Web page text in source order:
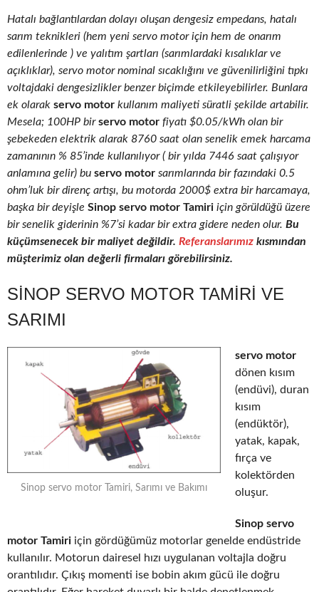
Hatalı bağlantılardan dolayı oluşan dengesiz empedans, hatalı
sarım teknikleri (hem yeni servo motor için hem de onarım
edilenlerinde ) ve yalıtım şartları (sarımlardaki kısalıklar ve
açıklıklar), servo motor nominal sıcaklığını ve güvenilirliğini tıpkı
voltajdaki dengesizlikler benzer biçimde etkileyebilirler. Bunlara
ek olarak servo motor kullanım maliyeti süratli şekilde artabilir.
Mesela; 100HP birservo motor fiyatı $0.05/kWh olan bir
şebekeden elektrik alarak 8760 saat olan senelik emek harcama
zamanının % 85’inde kullanılıyor ( bir yılda 7446 saat çalışıyor
anlamına gelir) bu servo motor sarımlarında bir fazındaki 0.5
ohm’luk bir direnç artışı, bu motorda 2000$ extra bir harcamaya,
başka bir deyişle Sinop servo motor Tamiri için görüldüğü üzere
bir senelik giderinin %7’si kadar bir extra gidere neden olur. Bu
küçümsenecek bir maliyet değildir. Referanslarımız kısmından
müşterimiz olan değerli firmaları görebilirsiniz.
SINOP SERVO MOTOR TAMIRI VE
SARIMI
Sinop servo motor Tamiri, Sarımı ve Bakımı
servo motor
dönen kısım
(endüvi), duran
kısım
(endüktör),
yatak, kapak,
fırça ve
kolektörden
oluşur.
Sinop servo
motor Tamiri için gördüğümüz motorlar genelde endüstride
kullanılır. Motorun dairesel hızı uygulanan voltajla doğru
orantılıdır. Çıkış momenti ise bobin akım gücü ile doğru